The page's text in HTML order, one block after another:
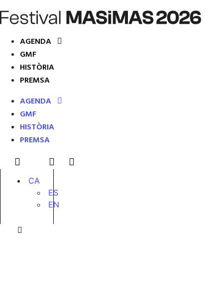
AGENDA
GMF
HISTÒRIA
PREMSA
AGENDA
GMF
HISTÒRIA
PREMSA
CA
ES
EN